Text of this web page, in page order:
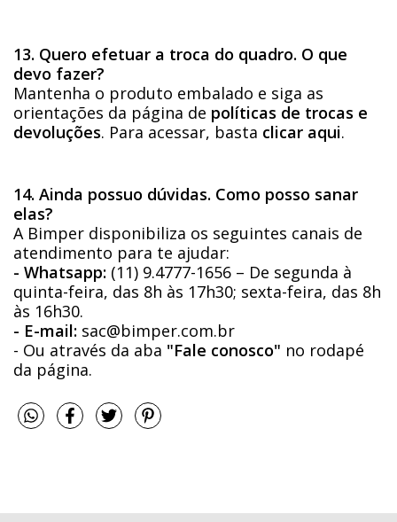
13. Quero efetuar a troca do quadro. O que
devo fazer?
Mantenha o produto embalado e siga as
orientações da página de políticas de trocas e
devoluções. Para acessar, basta clicar aqui.
14. Ainda possuo dúvidas. Como posso sanar
elas?
A Bimper disponibiliza os seguintes canais de
atendimento para te ajudar:
- Whatsapp: (11) 9.4777-1656 – De segunda à
quinta-feira, das 8h às 17h30; sexta-feira, das 8h
às 16h30.
- E-mail: sac@bimper.com.br
- Ou através da aba "Fale conosco" no rodapé
da página.